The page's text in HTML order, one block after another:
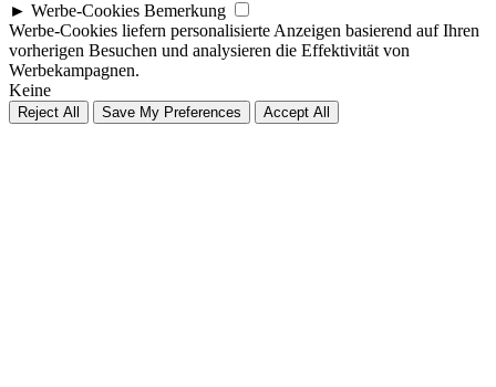
► Werbe-Cookies Bemerkung
Werbe-Cookies liefern personalisierte Anzeigen basierend auf Ihren
vorherigen Besuchen und analysieren die Effektivität von
Werbekampagnen.
Keine
Reject All Save My Preferences Accept All